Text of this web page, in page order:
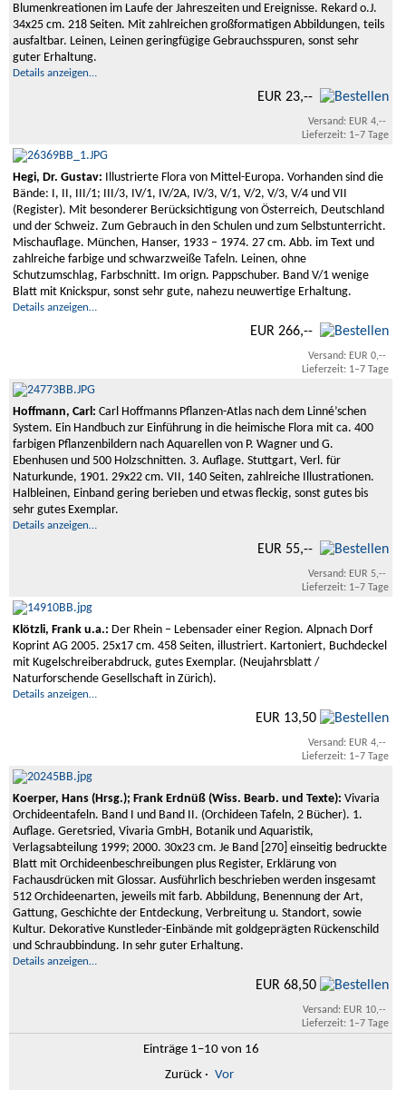
Blumenkreationen im Laufe der Jahreszeiten und Ereignisse. Rekard o.J.
34x25 cm. 218 Seiten. Mit zahlreichen großformatigen Abbildungen, teils
ausfaltbar. Leinen, Leinen geringfügige Gebrauchsspuren, sonst sehr
guter Erhaltung.
Details anzeigen…
EUR 23,--
Versand: EUR 4,--
Lieferzeit: 1–7 Tage
Hegi, Dr. Gustav: Illustrierte Flora von Mittel-Europa. Vorhanden sind die
Bände: I, II, III/1; III/3, IV/1, IV/2A, IV/3, V/1, V/2, V/3, V/4 und VII
(Register). Mit besonderer Berücksichtigung von Österreich, Deutschland
und der Schweiz. Zum Gebrauch in den Schulen und zum Selbstunterricht.
Mischauflage. München, Hanser, 1933 – 1974. 27 cm. Abb. im Text und
zahlreiche farbige und schwarzweiße Tafeln. Leinen, ohne
Schutzumschlag, Farbschnitt. Im orign. Pappschuber. Band V/1 wenige
Blatt mit Knickspur, sonst sehr gute, nahezu neuwertige Erhaltung.
Details anzeigen…
EUR 266,--
Versand: EUR 0,--
Lieferzeit: 1–7 Tage
Hoffmann, Carl: Carl Hoffmanns Pflanzen-Atlas nach dem Linné’schen
System. Ein Handbuch zur Einführung in die heimische Flora mit ca. 400
farbigen Pflanzenbildern nach Aquarellen von P. Wagner und G.
Ebenhusen und 500 Holzschnitten. 3. Auflage. Stuttgart, Verl. für
Naturkunde, 1901. 29x22 cm. VII, 140 Seiten, zahlreiche Illustrationen.
Halbleinen, Einband gering berieben und etwas fleckig, sonst gutes bis
sehr gutes Exemplar.
Details anzeigen…
EUR 55,--
Versand: EUR 5,--
Lieferzeit: 1–7 Tage
Klötzli, Frank u.a.: Der Rhein – Lebensader einer Region. Alpnach Dorf
Koprint AG 2005. 25x17 cm. 458 Seiten, illustriert. Kartoniert, Buchdeckel
mit Kugelschreiberabdruck, gutes Exemplar. (Neujahrsblatt /
Naturforschende Gesellschaft in Zürich).
Details anzeigen…
EUR 13,50
Versand: EUR 4,--
Lieferzeit: 1–7 Tage
Koerper, Hans (Hrsg.); Frank Erdnüß (Wiss. Bearb. und Texte): Vivaria
Orchideentafeln. Band I und Band II. (Orchideen Tafeln, 2 Bücher). 1.
Auflage. Geretsried, Vivaria GmbH, Botanik und Aquaristik,
Verlagsabteilung 1999; 2000. 30x23 cm. Je Band [270] einseitig bedruckte
Blatt mit Orchideenbeschreibungen plus Register, Erklärung von
Fachausdrücken mit Glossar. Ausführlich beschrieben werden insgesamt
512 Orchideenarten, jeweils mit farb. Abbildung, Benennung der Art,
Gattung, Geschichte der Entdeckung, Verbreitung u. Standort, sowie
Kultur. Dekorative Kunstleder-Einbände mit goldgeprägten Rückenschild
und Schraubbindung. In sehr guter Erhaltung.
Details anzeigen…
EUR 68,50
Versand: EUR 10,--
Lieferzeit: 1–7 Tage
Einträge 1–10 von 16
Zurück· Vor